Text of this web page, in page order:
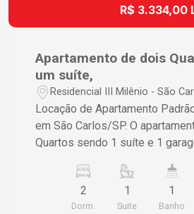
R$ 3.334,00
Apartamento de dois
um suíte,
Residencial III Milênio - São
Locação de Apartamento
em São Carlos/SP. O apartamento possui 2
Quartos sendo 1 suíte e 1 garagem. A
Se estiver interessado, entre
mais informações.
2
Dorm.
1
Suite
1
Banho